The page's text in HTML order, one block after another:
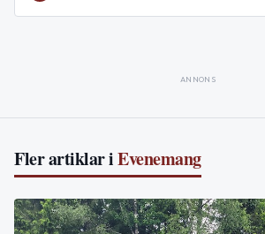
ANNONS
Fler artiklar iEvenemang